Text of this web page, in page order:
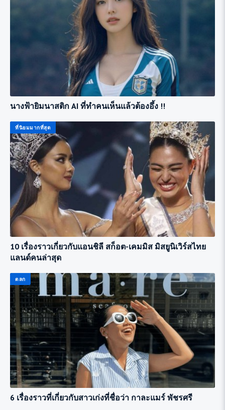
นางฟ้ายิมนาสติก AI ที่ทำคนเห็นแล้วต้องอึ้ง !!
ที่นิยมมากที่สุด
10 เรื่องราวเกี่ยวกับแอนชิลี สก็อต-เคมมิส มิสยูนิเวิร์สไทย
แลนด์คนล่าสุด
ตลก
6 เรื่องราวที่เกี่ยวกับสาวเก่งที่ชื่อว่า กาละแมร์ พัชรศรี